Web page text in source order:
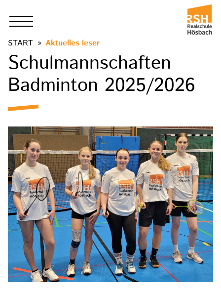
START Aktuelles leser
Schulmannschaften
Badminton 2025/2026